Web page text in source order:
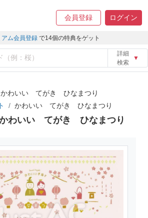
会員登録 ログイン
アム会員登録 で14個の特典をゲット
詳細
検索
▼
かわいい てがき ひなまつり
かわいい てがき ひなまつり
かわいい てがき ひなまつり